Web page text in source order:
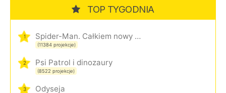
TOP TYGODNIA
1 Spider-Man. Całkiem nowy dzień
(11384 projekcje)
2 Psi Patrol i dinozaury
(8522 projekcje)
3 Odyseja